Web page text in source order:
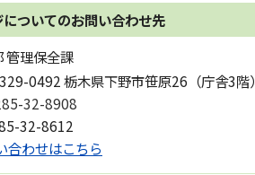
についてのお問い合わせ先
管理保全課
0492 栃木県下野市笹原26（庁舎3階）
32-8908
32-8612
合わせはこちら